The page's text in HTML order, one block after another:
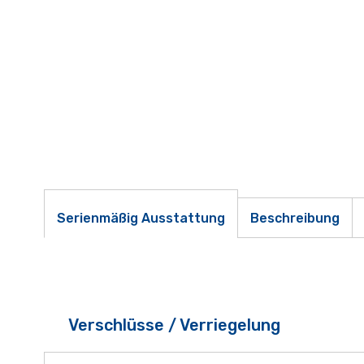
Serienmäßig Ausstattung Beschreibung
Verschlüsse / Verriegelung